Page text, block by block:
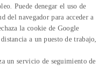
Puede denegar el uso de
del navegador para acceder a
la cookie de Google
a un puesto de trabajo,
un servicio de seguimiento de